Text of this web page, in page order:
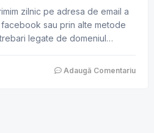
zilnic pe adresa de email a
sau prin alte metode
legate de domeniul
exista ( mai deloc ) informatii
sau, daca […]
Adaugă Comentariu